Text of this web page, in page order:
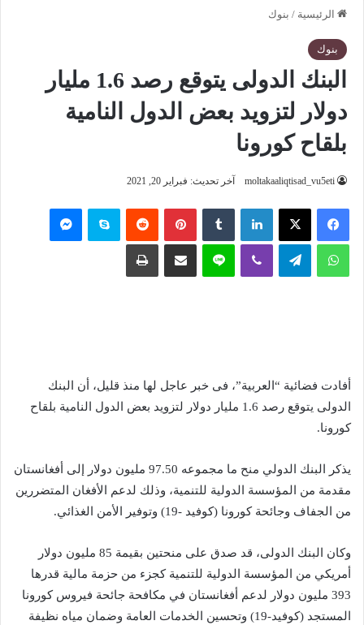
الرئيسية / بنوك
بنوك
البنك الدولى يتوقع رصد 1.6 مليار
دولار لتزويد بعض الدول النامية
بلقاح كورونا
moltakaaliqtisad_vu5eti آخر تحديث: فبراير 20, 2021
فيسبوك ‫X لينكدإن بينتيريست سكايب
واتساب تيلقرام لاين
أفادت فضائية “العربية”، فى خبر عاجل لها منذ قليل، أن البنك
الدولى يتوقع رصد 1.6 مليار دولار لتزويد بعض الدول النامية بلقاح
كورونا.
يذكر البنك الدولي منح ما مجموعه 97.50 مليون دولار إلى أفغانستان
مقدمة من المؤسسة الدولية للتنمية، وذلك لدعم الأفغان المتضررين
من الجفاف وجائحة كورونا (كوفيد -19) وتوفير الأمن الغذائي.
وكان البنك الدولى، قد صدق على منحتين بقيمة 85 مليون دولار
أمريكي من المؤسسة الدولية للتنمية كجزء من حزمة مالية قدرها
393 مليون دولار لدعم أفغانستان في مكافحة جائحة فيروس كورونا
المستجد (كوفيد-19) وتحسين الخدمات العامة وضمان مياه نظيفة